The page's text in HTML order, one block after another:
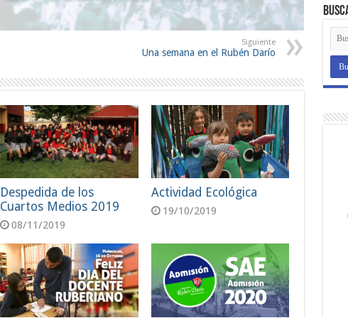
Siguiente
Una semana en el Rubén Darío
Despedida de los
Cuartos Medios 2019
08/11/2019
Actividad Ecológica
19/10/2019